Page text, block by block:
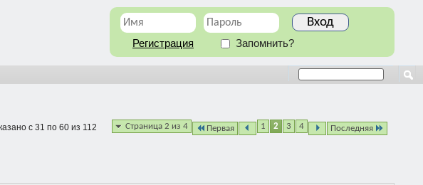
Регистрация Запомнить?
Страница 2 из 4 Первая 1 2 3 4 Последняя
с 31 по 60 из 112